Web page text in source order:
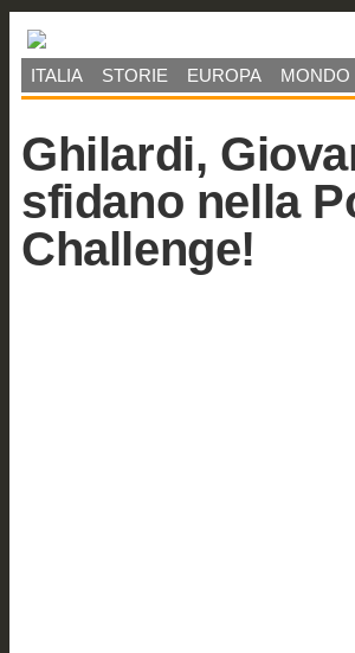
ITALIA STORIE EUROPA MONDO
Ghilardi,
sfidano nella
Challenge!